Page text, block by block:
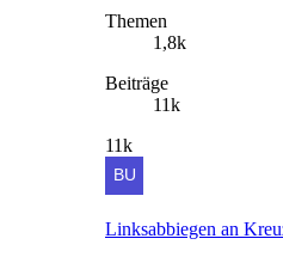
Themen
1,8k
Beiträge
11k
11k
Linksabbiegen an